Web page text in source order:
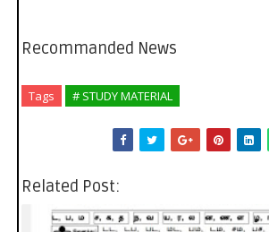
Recommanded News
Tags # STUDY MATERIAL
Related Post: